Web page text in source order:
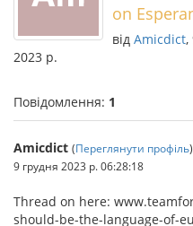
on
від Amicdict,
2023 р.
Повідомлення: 1
Amicdict (Переглянути профіль)
9 грудня 2023 р. 06:28:18
Thread on here:
should-be-the-language-of-